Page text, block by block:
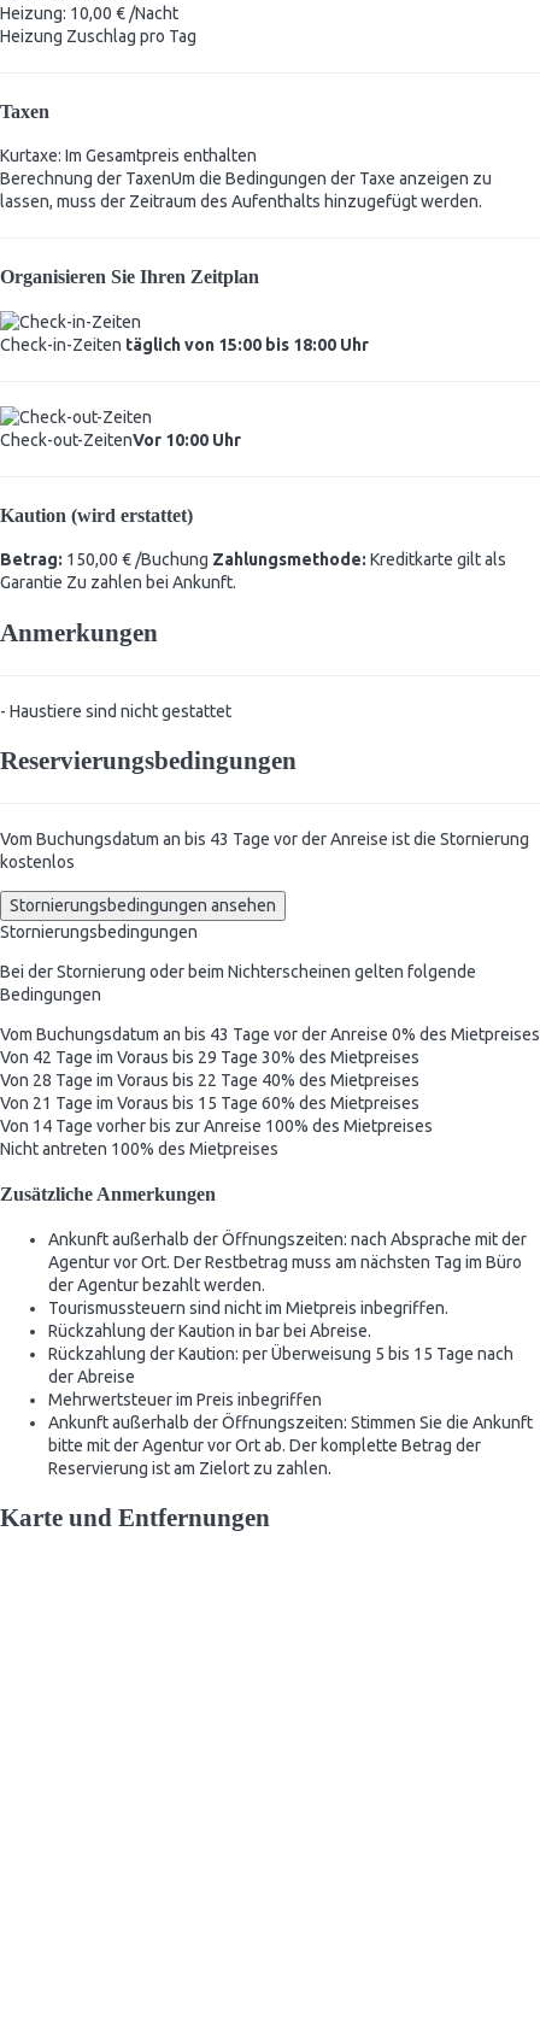
Heizung: 10,00 € /Nacht
Heizung Zuschlag pro Tag
Taxen
Kurtaxe: Im Gesamtpreis enthalten
Berechnung der TaxenUm die Bedingungen der Taxe anzeigen zu
lassen, muss der Zeitraum des Aufenthalts hinzugefügt werden.
Organisieren Sie Ihren Zeitplan
Check-in-Zeiten täglich von 15:00 bis 18:00 Uhr
Check-out-ZeitenVor 10:00 Uhr
Kaution (wird erstattet)
Betrag: 150,00 € /Buchung Zahlungsmethode: Kreditkarte gilt als
Garantie Zu zahlen bei Ankunft.
Anmerkungen
- Haustiere sind nicht gestattet
Reservierungsbedingungen
Vom Buchungsdatum an bis 43 Tage vor der Anreise ist die Stornierung
kostenlos
Stornierungsbedingungen ansehen
Stornierungsbedingungen
Bei der Stornierung oder beim Nichterscheinen gelten folgende
Bedingungen
Vom Buchungsdatum an bis 43 Tage vor der Anreise 0% des Mietpreises
Von 42 Tage im Voraus bis 29 Tage 30% des Mietpreises
Von 28 Tage im Voraus bis 22 Tage 40% des Mietpreises
Von 21 Tage im Voraus bis 15 Tage 60% des Mietpreises
Von 14 Tage vorher bis zur Anreise 100% des Mietpreises
Nicht antreten 100% des Mietpreises
Zusätzliche Anmerkungen
Ankunft außerhalb der Öffnungszeiten: nach Absprache mit der
Agentur vor Ort. Der Restbetrag muss am nächsten Tag im Büro
der Agentur bezahlt werden.
Tourismussteuern sind nicht im Mietpreis inbegriffen.
Rückzahlung der Kaution in bar bei Abreise.
Rückzahlung der Kaution: per Überweisung 5 bis 15 Tage nach
der Abreise
Mehrwertsteuer im Preis inbegriffen
Ankunft außerhalb der Öffnungszeiten: Stimmen Sie die Ankunft
bitte mit der Agentur vor Ort ab. Der komplette Betrag der
Reservierung ist am Zielort zu zahlen.
Karte und Entfernungen